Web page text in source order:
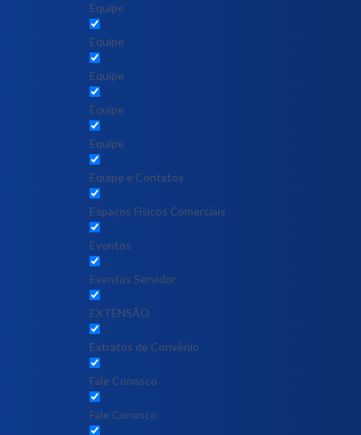
Equipe
Equipe
Equipe
Equipe
Equipe
Equipe e Contatos
Espaços Físicos Comerciais
Eventos
Eventos Servidor
EXTENSÃO
Extratos de Convênio
Fale Conosco
Fale Conosco